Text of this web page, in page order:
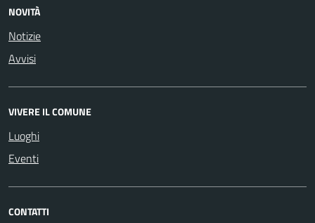
NOVITÀ
Notizie
Avvisi
VIVERE IL COMUNE
Luoghi
Eventi
CONTATTI